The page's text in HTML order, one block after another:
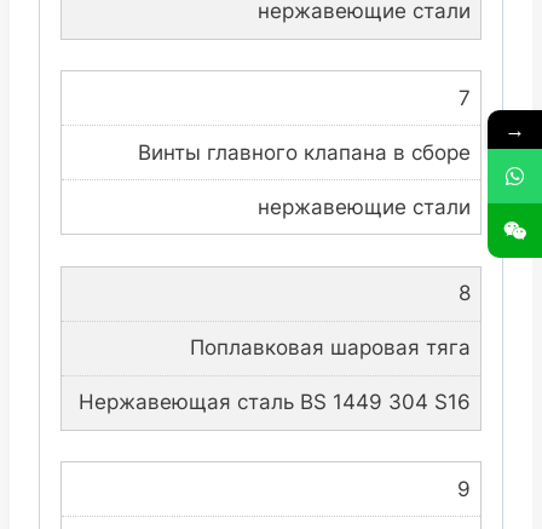
нержавеющие стали
7
Винты главного клапана в сборе
нержавеющие стали
8
Поплавковая шаровая тяга
Нержавеющая сталь BS 1449 304 S16
9
→